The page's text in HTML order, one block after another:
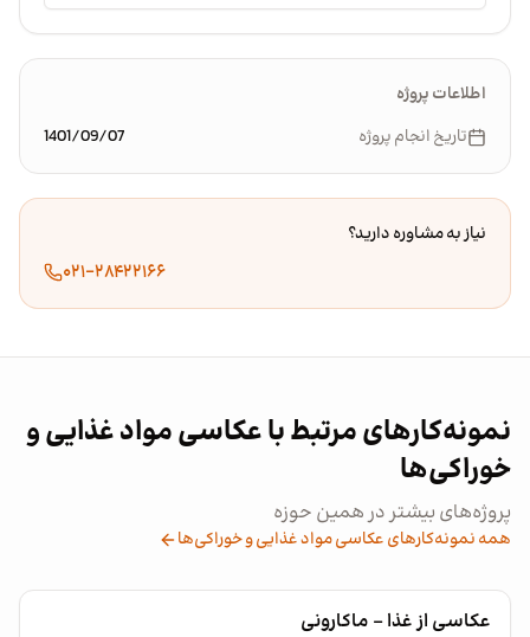
اطلاعات پروژه
تاریخ انجام پروژه
1401/09/07
نیاز به مشاوره دارید؟
۰۲۱-۲۸۴۲۲۱۶۶
نمونه‌کارهای مرتبط با عکاسی مواد غذایی و
خوراکی‌ها
پروژه‌های بیشتر در همین حوزه
همه نمونه‌کارهای عکاسی مواد غذایی و خوراکی‌ها
عکاسی از غذا - ماکارونی